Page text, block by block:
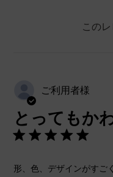
この
ご利用者様
とってもか
形、色、デザインがすご